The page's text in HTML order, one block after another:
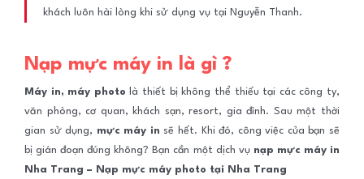
khách luôn hài lòng khi sử dụng vụ tại Nguyễn Thanh.
Nạp mực máy in là gì ?
Máy in, máy photo là thiết bị không thể thiếu tại các công ty,
văn phòng, cơ quan, khách sạn, resort, gia đình. Sau một thời
gian sử dụng, mực máy in sẽ hết. Khi đó, công việc của bạn sẽ
bị gián đoạn đúng không? Bạn cần một dịch vụ nạp mực máy in
Nha Trang – Nạp mực máy photo tại Nha Trang